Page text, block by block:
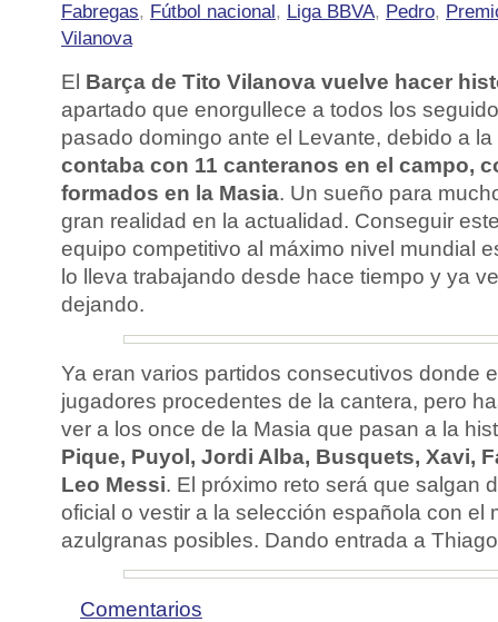
Fabregas, Fútbol nacional, Liga BBVA, Pedro,
Vilanova
El Barça de Tito Vilanova vuelve hacer
apartado que enorgullece a todos los
pasado domingo ante el Levante, debido a
contaba con 11 canteranos en el campo,
formados en la Masia. Un sueño para
gran realidad en la actualidad. Conseguir
equipo competitivo al máximo nivel mundial
lo lleva trabajando desde hace tiempo y ya
dejando.
Ya eran varios partidos consecutivos donde
jugadores procedentes de la cantera, pero
ver a los once de la Masia que pasan a la
Pique, Puyol, Jordi Alba, Busquets, Xavi,
Leo Messi. El próximo reto será que salgan
oficial o vestir a la selección española con el
azulgranas posibles. Dando entrada a
Comentarios